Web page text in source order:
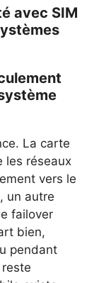
avec SIM
La carte
les réseaux
vers le
un autre
failover
bien,
pendant